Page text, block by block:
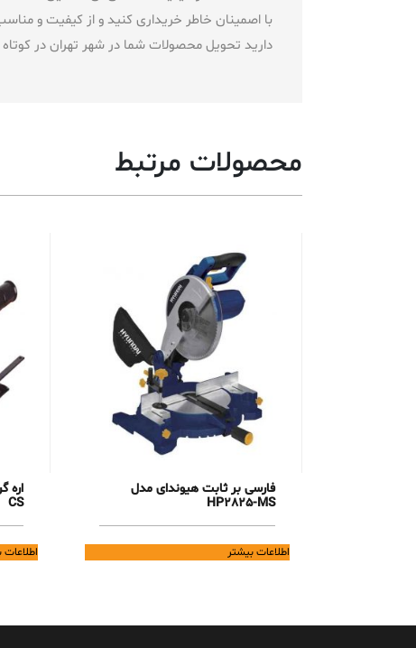
با اصمینان خاطر خریداری کنید و از کیفیت و
دارید تحویل محصولات شما در شهر تهران در کوتاه ترین زمان بین 1تا2 ساعت و
محصولات مرتبط
فارسی بر ثابت هیوندای مدل
HP2825-MS
اطلاعات بیشتر
CS
اطلاعات